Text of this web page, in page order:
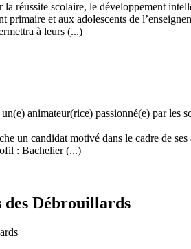
la réussite scolaire, le développement
primaire et aux adolescents de
à leurs (...)
animateur(rice) passionné(e) par
un candidat motivé dans le cadre de
: Bachelier (...)
des Débrouillards